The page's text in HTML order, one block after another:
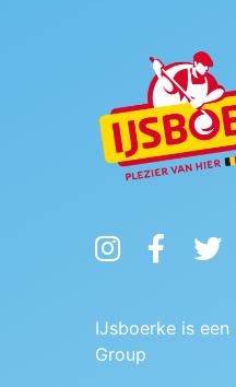
InstagramFacebook
IJsboerke is
Group